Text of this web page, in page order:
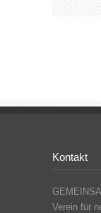
Kontakt
Verein für